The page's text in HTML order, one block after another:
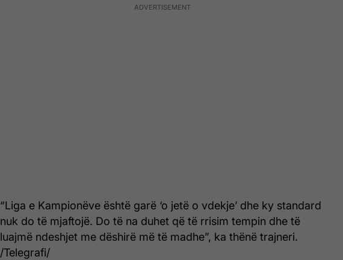
“Liga e Kampionëve është garë ‘o jetë o vdekje’ dhe ky standard
nuk do të mjaftojë. Do të na duhet që të rrisim tempin dhe të
luajmë ndeshjet me dëshirë më të madhe”, ka thënë trajneri.
/Telegrafi/